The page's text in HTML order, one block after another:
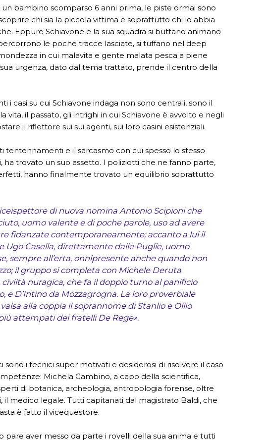
un bambino scomparso 6 anni prima, le piste ormai sono
chi sia la piccola vittima e soprattutto chi lo abbia
Eppure Schiavone e la sua squadra si buttano animano
le poche tracce lasciate, si tuffano nel deep
in cui malavita e gente malata pesca a piene
sua urgenza, dato dal tema trattato, prende il centro della
i casi su cui Schiavone indaga non sono centrali, sono il
vita, il passato, gli intrighi in cui Schiavone è avvolto e negli
il riflettore sui sui agenti, sui loro casini esistenziali.
tentennamenti e il sarcasmo con cui spesso lo stesso
ha trovato un suo assetto. I poliziotti che ne fanno parte,
hanno finalmente trovato un equilibrio soprattutto
di nuova nomina Antonio Scipioni che
uomo valente e di poche parole, uso ad avere
fidanzate contemporaneamente; accanto a lui il
Ugo Casella, direttamente dalle Puglie, uomo
sempre all’erta, onnipresente anche quando non
il gruppo si completa con Michele Deruta
civiltà nuragica, che fa il doppio turno al panificio
e D’Intino da Mozzagrogna. La loro proverbiale
alla coppia il soprannome di Stanlio e Ollio
attempati dei fratelli De Rege».
sono i tecnici super motivati e desiderosi di risolvere il caso
Michela Gambino, a capo della scientifica,
di botanica, archeologia, antropologia forense, oltre
il medico legale. Tutti capitanati dal magistrato Baldi, che
è fatto il vicequestore.
pare aver messo da parte i rovelli della sua anima e tutti